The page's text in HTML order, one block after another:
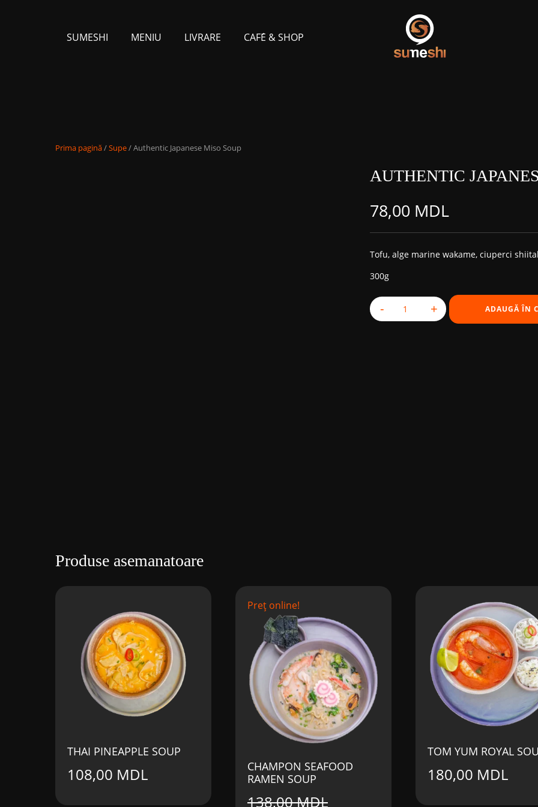
SUMESHI MENIU LIVRARE CAFЕ́ & SHOP
Prima pagină/Supe/ Authentic Japanese Miso Soup
AUTHENTIC
78,00 MDL
Tofu, alge marine wakame, ciuperci
300g
Cantitate Authentic Japanese Miso Soup
- + ADAUGĂ ÎN
Produse asemanatoare
THAI PINEAPPLE SOUP
108,00 MDL
Preț online!
CHAMPON SEAFOOD
RAMEN SOUP
138,00MDL
TOM YUM ROYAL
180,00 MDL